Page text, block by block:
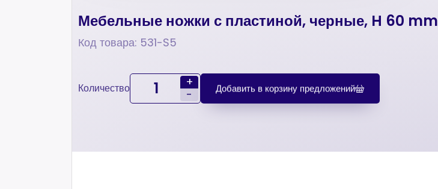
Мебельные ножки с пластиной, черные, H 60 mm
Код товара: 531-S5
Количество
+
-
Добавить в корзину предложений